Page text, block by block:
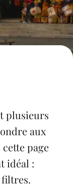
plusieurs
aux
page
idéal :
filtres.